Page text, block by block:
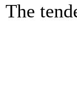
The